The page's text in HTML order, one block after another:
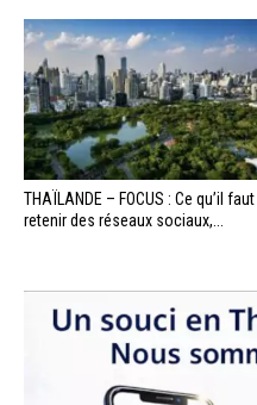
THAÏLANDE – FOCUS : Ce qu’il faut
retenir des réseaux sociaux,...